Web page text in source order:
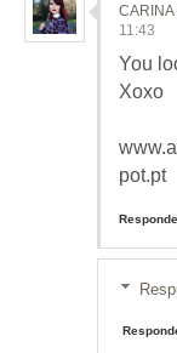
CARINA
11:43
You
Xoxo
pot.pt